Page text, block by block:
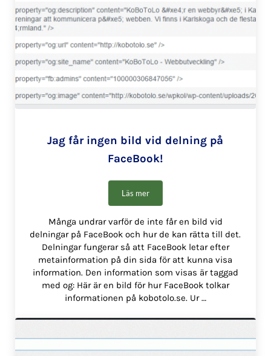
Jag får ingen bild vid delning på
FaceBook!
Läs merJag får ingen bild vid delning på
Många undrar varför de inte får en bild vid
delningar på FaceBook och hur de kan rätta till det.
Delningar fungerar så att FaceBook letar efter
metainformation på din sida för att kunna visa
information. Den information som visas är taggad
med og: Här är en bild för hur FaceBook tolkar
informationen på kobotolo.se. Ur …